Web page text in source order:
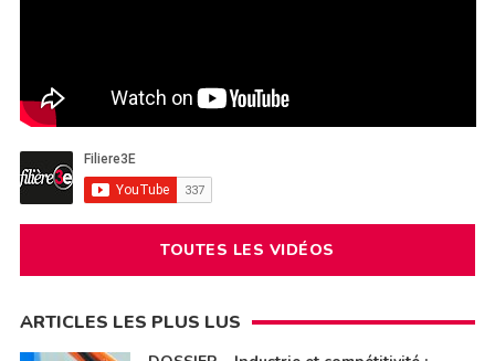
TOUTES LES VIDÉOS
ARTICLES LES PLUS LUS